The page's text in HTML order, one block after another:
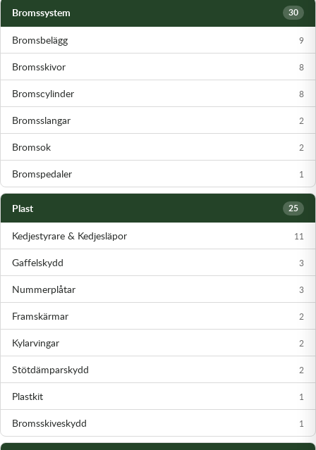
Bromssystem 30
Bromsbelägg 9
Bromsskivor 8
Bromscylinder 8
Bromsslangar 2
Bromsok 2
Bromspedaler 1
Plast 25
Kedjestyrare & Kedjesläpor 11
Gaffelskydd 3
Nummerplåtar 3
Framskärmar 2
Kylarvingar 2
Stötdämparskydd 2
Plastkit 1
Bromsskiveskydd 1